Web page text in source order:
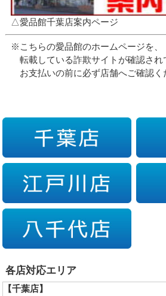
△愛品館千葉店案内ページ
※こちらの愛品館のホームページを、
転載している詐欺サイトが確認され
お支払いの前に必ず店舗へご確認く
各店対応エリア
【千葉店】